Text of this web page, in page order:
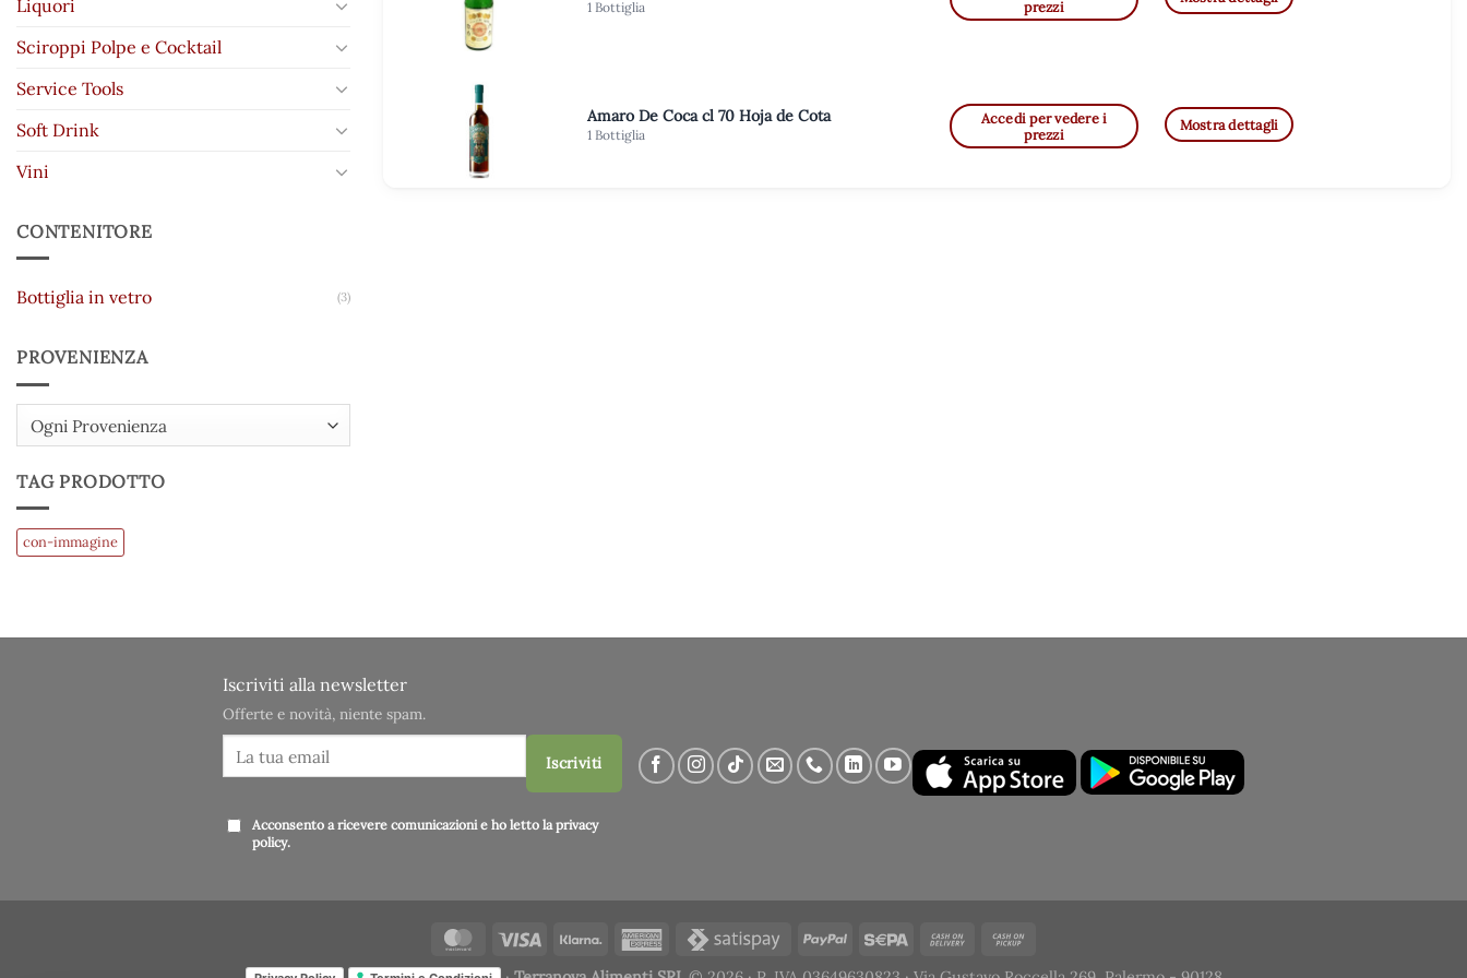
Liquori
Sciroppi Polpe e Cocktail
Service Tools
Soft Drink
Vini
CONTENITORE
Bottiglia in vetro (3)
PROVENIENZA
Ogni Provenienza
TAG PRODOTTO
con-immagine
1 Bottiglia
prezzi
Amaro De Coca cl 70 Hoja de Cota
1 Bottiglia
Accedi per vedere i
prezzi
Mostra dettagli
Iscriviti alla newsletter
Offerte e novità, niente spam.
Iscriviti
Acconsento a ricevere comunicazioni e ho letto laprivacy
policy.